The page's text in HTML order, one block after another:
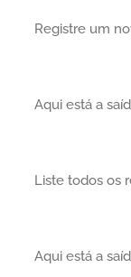
Registre um
Aqui está a
Liste todos os
Aqui está a